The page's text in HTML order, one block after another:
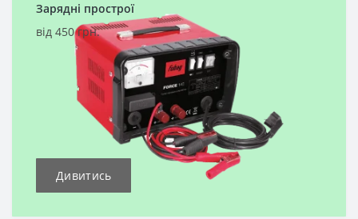
Зарядні прострої
від 450 грн.
Дивитись